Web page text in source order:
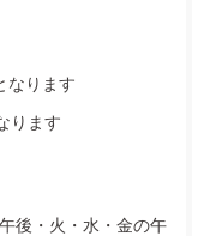
なります
ります
後・火・水・金の午